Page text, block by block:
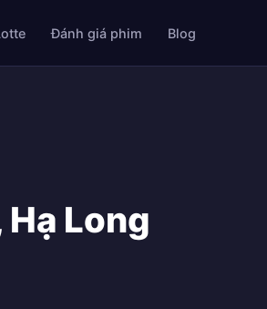
Đánh giá phim Blog
Long